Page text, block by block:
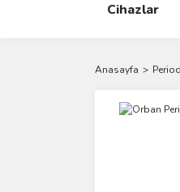
Cihazlar
Anasayfa